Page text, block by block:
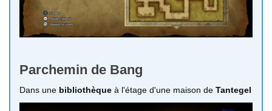
Parchemin de Bang
Dans une bibliothèque à l'étage d'une maison de Tantegel